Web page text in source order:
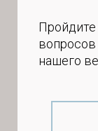
Пройдите
вопросов
нашего